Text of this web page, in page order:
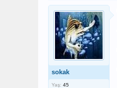
sokak
Yaş: 45